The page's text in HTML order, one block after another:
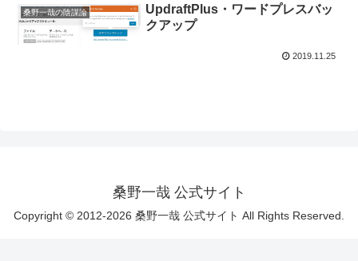
桑野一哉の陰謀論
UpdraftPlus・ワードプレスバッ
クアップ
2019.11.25
桑野一哉 公式サイト
Copyright © 2012-2026 桑野一哉 公式サイト All Rights Reserved.